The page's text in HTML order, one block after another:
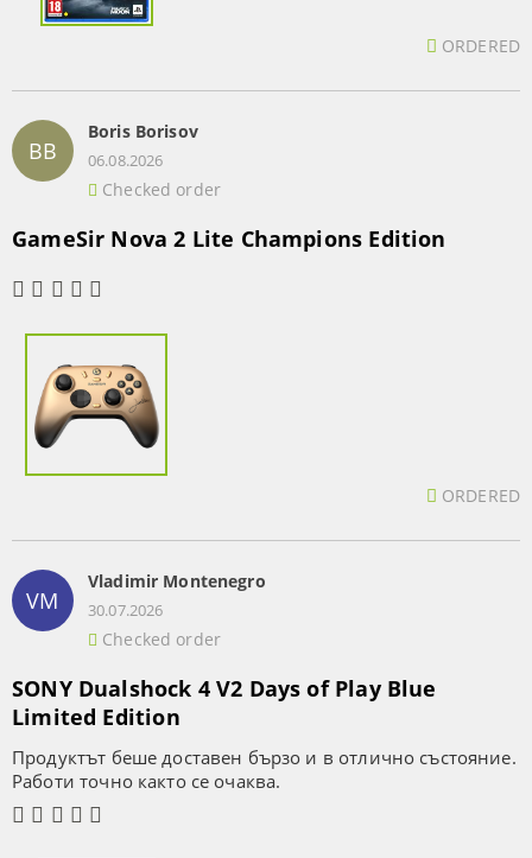
ORDERED
BB
Boris Borisov
06.08.2026
Checked order
GameSir Nova 2 Lite Champions Edition
ORDERED
VM
Vladimir Montenegro
30.07.2026
Checked order
SONY Dualshock 4 V2 Days of Play Blue
Limited Edition
Продуктът беше доставен бързо и в отлично състояние.
Работи точно както се очаква.